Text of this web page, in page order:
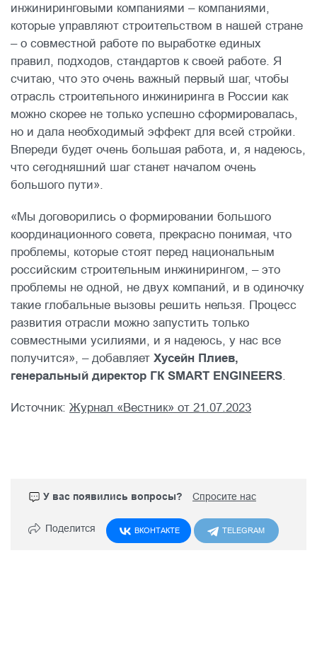
инжиниринговыми компаниями – компаниями,
которые управляют строительством в нашей стране
– о совместной работе по выработке единых
правил, подходов, стандартов к своей работе. Я
считаю, что это очень важный первый шаг, чтобы
отрасль строительного инжиниринга в России как
можно скорее не только успешно сформировалась,
но и дала необходимый эффект для всей стройки.
Впереди будет очень большая работа, и, я надеюсь,
что сегодняшний шаг станет началом очень
большого пути».
«Мы договорились о формировании большого
координационного совета, прекрасно понимая, что
проблемы, которые стоят перед национальным
российским строительным инжинирингом, – это
проблемы не одной, не двух компаний, и в одиночку
такие глобальные вызовы решить нельзя. Процесс
развития отрасли можно запустить только
совместными усилиями, и я надеюсь, у нас все
получится», – добавляет Хусейн Плиев,
генеральный директор ГК SMART ENGINEERS
Источник: Журнал «Вестник» от 21.07.2023
У вас появились вопросы? Спросите нас
Поделится